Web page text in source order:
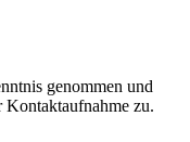
genommen und
Kontaktaufnahme zu.